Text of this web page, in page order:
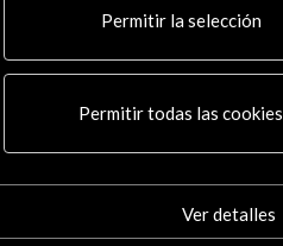
Permitir la selección
Permitir todas las cookies
Ver detalles